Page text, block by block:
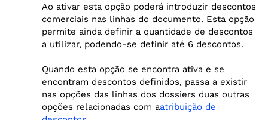
Ao ativar esta opção poderá introduzir descontos
comerciais nas linhas do documento. Esta opção
permite ainda definir a quantidade de descontos
a utilizar, podendo-se definir até 6 descontos.
Quando esta opção se encontra ativa e se
encontram descontos definidos, passa a existir
nas opções das linhas dos dossiers duas outras
opções relacionadas com aatribuição de